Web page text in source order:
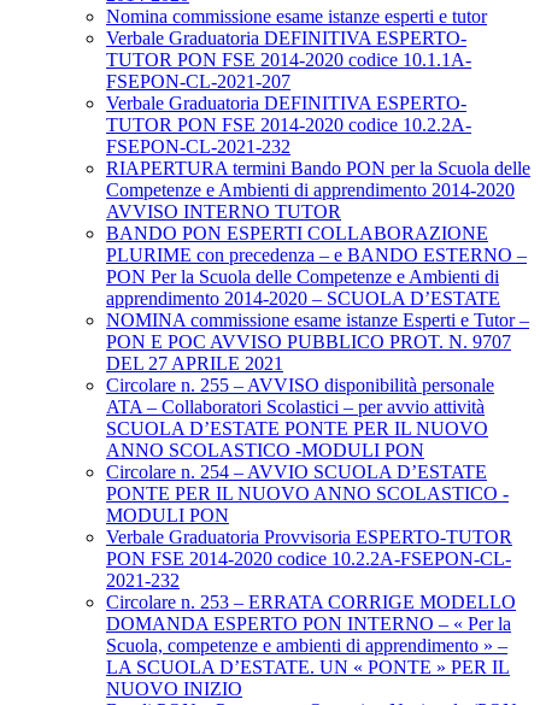
Nomina commissione esame istanze esperti e tutor
Verbale Graduatoria DEFINITIVA ESPERTO-
TUTOR PON FSE 2014-2020 codice 10.1.1A-
FSEPON-CL-2021-207
Verbale Graduatoria DEFINITIVA ESPERTO-
TUTOR PON FSE 2014-2020 codice 10.2.2A-
FSEPON-CL-2021-232
RIAPERTURA termini Bando PON per la Scuola delle
Competenze e Ambienti di apprendimento 2014-2020
AVVISO INTERNO TUTOR
BANDO PON ESPERTI COLLABORAZIONE
PLURIME con precedenza – e BANDO ESTERNO –
PON Per la Scuola delle Competenze e Ambienti di
apprendimento 2014-2020 – SCUOLA D’ESTATE
NOMINA commissione esame istanze Esperti e Tutor –
PON E POC AVVISO PUBBLICO PROT. N. 9707
DEL 27 APRILE 2021
Circolare n. 255 – AVVISO disponibilità personale
ATA – Collaboratori Scolastici – per avvio attività
SCUOLA D’ESTATE PONTE PER IL NUOVO
ANNO SCOLASTICO -MODULI PON
Circolare n. 254 – AVVIO SCUOLA D’ESTATE
PONTE PER IL NUOVO ANNO SCOLASTICO -
MODULI PON
Verbale Graduatoria Provvisoria ESPERTO-TUTOR
PON FSE 2014-2020 codice 10.2.2A-FSEPON-CL-
2021-232
Circolare n. 253 – ERRATA CORRIGE MODELLO
DOMANDA ESPERTO PON INTERNO – « Per la
Scuola, competenze e ambienti di apprendimento » –
LA SCUOLA D’ESTATE. UN « PONTE » PER IL
NUOVO INIZIO